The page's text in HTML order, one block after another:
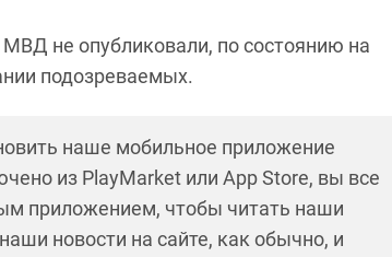
не опубликовали, по состоянию на
подозреваемых.
наше мобильное приложение
из PlayMarket или App Store, вы все
приложением, чтобы читать наши
новости на сайте, как обычно, и